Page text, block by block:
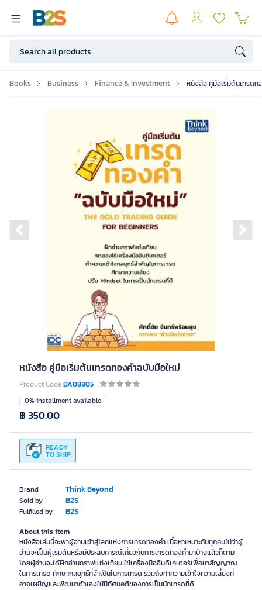
Books Business Finance & Investment หนังสือ คู่มือเริ่มต้นเทรดท
Previous slide
หนังสือ คู่มือเริ่มต้นเทรดทองคำฉบับมือใหม่
Product CodeDA08805
Brand Think Beyond
Sold by B2S
Fulfilled by B2S
0% installment available
READY
TO SHIP
฿ 350.00
About this item
หนังสือเล่มนี้จะพาผู้อ่านเข้าสู่โลกแห่งการเทรดทองคำ เนื้อหาเหมาะกับทุกคนไม่ว่าผู้
อ่านจะเป็นผู้เริ่มต้นหรือมีประสบการณ์เกี่ยวกับการเทรดทองคำมาบ้างแล้วก็ตาม
โดยผู้อ่านจะได้ฝึกอ่านกราฟแท่งเทียน ใช้เครื่องมืออินดิเคเตอร์เพื่อหาสัญญาณ
ในการเทรด ศึกษากลยุทธ์ที่จำเป็นในการเทรด รวมถึงทำความเข้าใจความเสี่ยงที่
อาจเผชิญและพัฒนาตัวเองให้มีทัศนคติของการเป็นนักเทรดที่ดี